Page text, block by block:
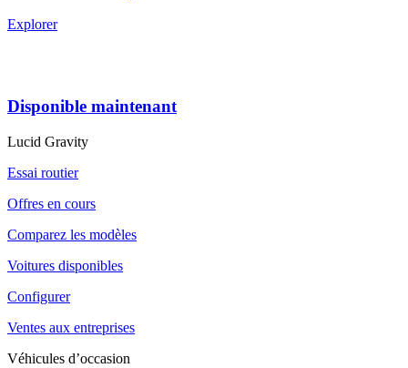
Explorer
Disponible maintenant
Lucid Gravity
Essai routier
Offres en cours
Comparez les modèles
Voitures disponibles
Configurer
Ventes aux entreprises
Véhicules d’occasion